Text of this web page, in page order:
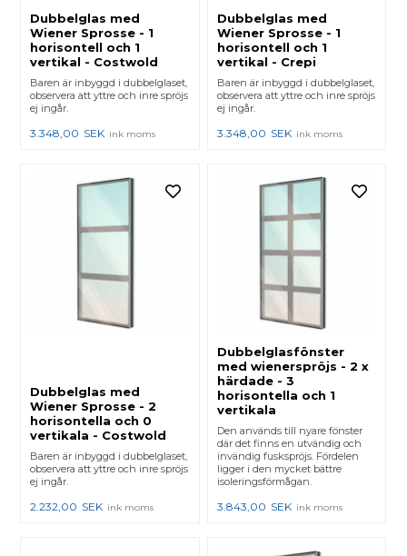
Dubbelglas med
Wiener Sprosse - 1
horisontell och 1
vertikal - Costwold
Baren är inbyggd i dubbelglaset,
observera att yttre och inre spröjs
ej ingår.
3.348,00 SEK ink moms
Dubbelglas med
Wiener Sprosse - 1
horisontell och 1
vertikal - Crepi
Baren är inbyggd i dubbelglaset,
observera att yttre och inre spröjs
ej ingår.
3.348,00 SEK ink moms
Dubbelglas med
Wiener Sprosse - 2
horisontella och 0
vertikala - Costwold
Baren är inbyggd i dubbelglaset,
observera att yttre och inre spröjs
ej ingår.
2.232,00 SEK ink moms
Dubbelglasfönster
med wienerspröjs - 2 x
härdade - 3
horisontella och 1
vertikala
Den används till nyare fönster
där det finns en utvändig och
invändig fuskspröjs. Fördelen
ligger i den mycket bättre
isoleringsförmågan.
3.843,00 SEK ink moms